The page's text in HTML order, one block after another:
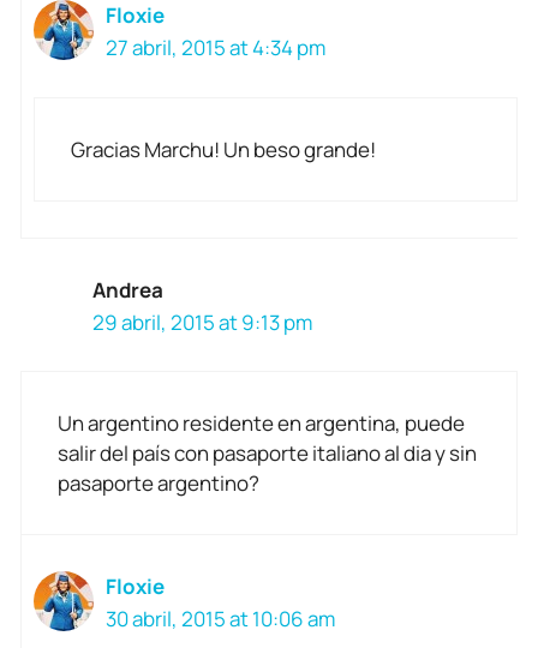
Floxie
27 abril, 2015 at 4:34 pm
Gracias Marchu! Un beso grande!
Andrea
29 abril, 2015 at 9:13 pm
Un argentino residente en argentina, puede
salir del país con pasaporte italiano al dia y sin
pasaporte argentino?
Floxie
30 abril, 2015 at 10:06 am